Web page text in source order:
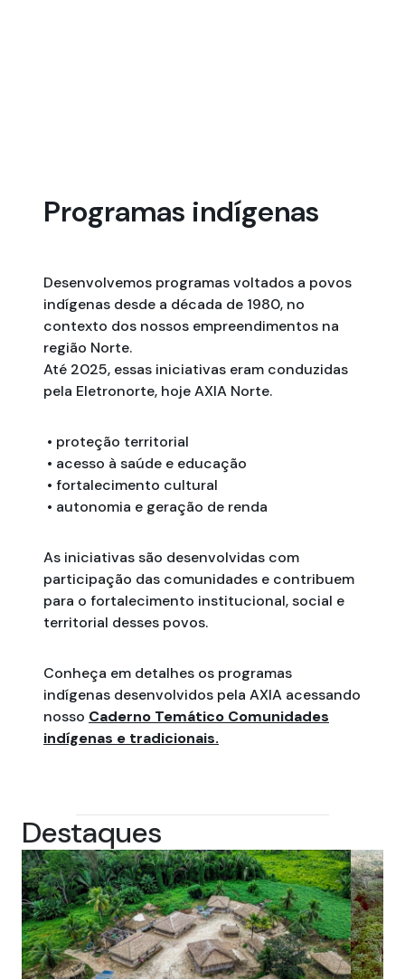
Programas indígenas
Desenvolvemos programas voltados a povos
indígenas desde a década de 1980, no
contexto dos nossos empreendimentos na
região Norte.
Até 2025, essas iniciativas eram conduzidas
pela Eletronorte, hoje AXIA Norte.
• proteção territorial
• acesso à saúde e educação
• fortalecimento cultural
• autonomia e geração de renda
As iniciativas são desenvolvidas com
participação das comunidades e contribuem
para o fortalecimento institucional, social e
territorial desses povos.
Conheça em detalhes os programas
indígenas desenvolvidos pela AXIA acessando
nosso Caderno Temático Comunidades
indígenas e tradicionais.
Destaques